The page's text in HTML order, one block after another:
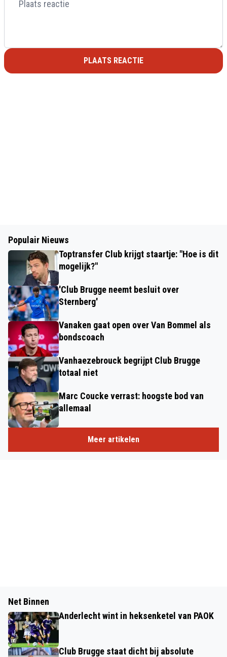
PLAATS REACTIE
Populair Nieuws
Toptransfer Club krijgt staartje: "Hoe is dit
mogelijk?"
'Club Brugge neemt besluit over
Sternberg'
Vanaken gaat open over Van Bommel als
bondscoach
Vanhaezebrouck begrijpt Club Brugge
totaal niet
Marc Coucke verrast: hoogste bod van
allemaal
Meer artikelen
Net Binnen
Anderlecht wint in heksenketel van PAOK
Club Brugge staat dicht bij absolute